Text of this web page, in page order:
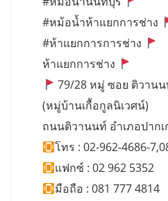
#หม้อน้ำห้าแยกการช่าง
#ห้าแยกการการช่าง
ห้าแยกการช่าง
79/28 หมู่ ซอย ติวานน
(หมู่บ้านเกื้อกูลนิเวศน์)
ถนนติวานนท์ อำเภอปาก
โทร : 02-962-4686-
แฟกซ์ : 02 962 5352
มือถือ : 081 777 4814